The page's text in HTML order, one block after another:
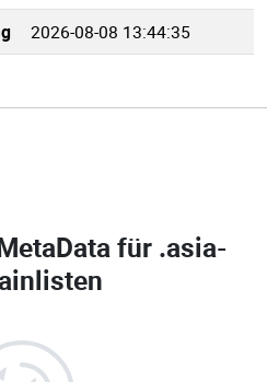
2026-08-08 13:44:35
für .asia-